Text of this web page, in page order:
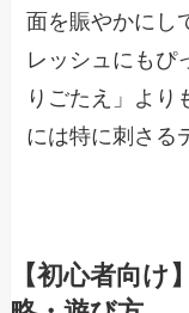
面を賑やかにし
レッシュにもぴ
りごたえ」より
には特に刺さる
【初心者向